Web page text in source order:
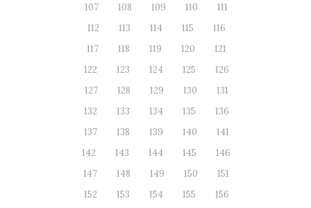
107
108 109 110
111
112
113 114 115
116
117
118 119 120
121
122
123 124 125
126
127
128 129 130
131
132
133 134 135
136
137
138 139 140
141
142
143 144 145
146
147
148 149 150
151
152
153 154 155
156